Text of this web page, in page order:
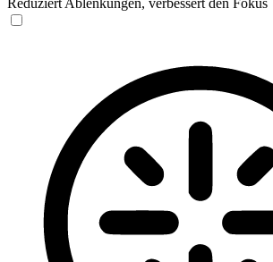
Reduziert Ablenkungen, verbessert den Fokus